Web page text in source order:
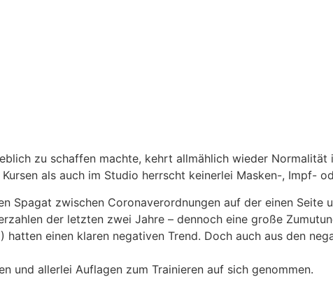
zu schaffen machte, kehrt allmählich wieder Normalität
als auch im Studio herrscht keinerlei Masken-, Impf-
Spagat zwischen Coronaverordnungen auf der einen Seite
der letzten zwei Jahre – dennoch eine große
einen klaren negativen Trend. Doch auch aus den
und allerlei Auflagen zum Trainieren auf sich genommen.